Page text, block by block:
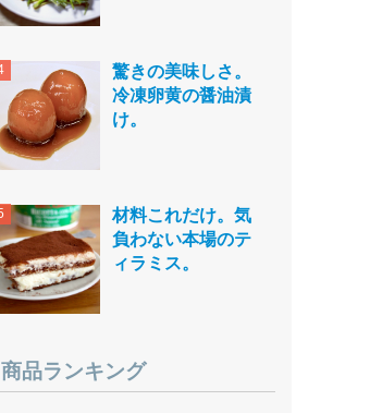
驚きの美味しさ。
冷凍卵黄の醤油漬
け。
材料これだけ。気
負わない本場のテ
ィラミス。
商品ランキング